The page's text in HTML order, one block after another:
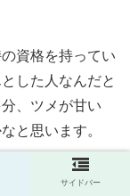
資格を持ってい
した人なんだと
、ツメが甘い
と思います。
をキャッチされ
サイドバー